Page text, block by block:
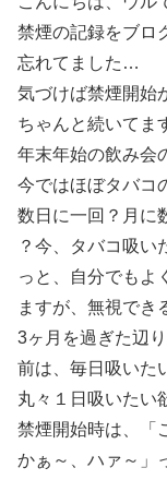
禁煙の記録をブロ
忘れてました…
気づけば禁煙開始
ちゃんと続いてま
年末年始の飲み会
今ではほぼタバコ
数日に一回？月に
？今、タバコ吸い
っと、自分でもよ
ますが、無視でき
3ヶ月を過ぎた辺
前は、毎日吸いた
丸々１日吸いたい
禁煙開始時は、「
かぁ～、ハァ～」